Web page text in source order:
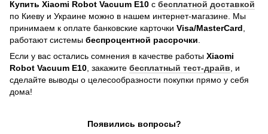
Купить Xiaomi Robot Vacuum E10 с бесплатной доставкой
по Киеву и Украине можно в нашем интернет-магазине. Мы
принимаем к оплате банковские карточки Visa/MasterCard
работают системы беспроцентной рассрочки
Если у вас остались сомнения в качестве работы Xiaomi
Robot Vacuum E10 , закажите бесплатный тест-драйв , и
сделайте выводы о целесообразности покупки прямо у себя
дома!
Появились вопросы?